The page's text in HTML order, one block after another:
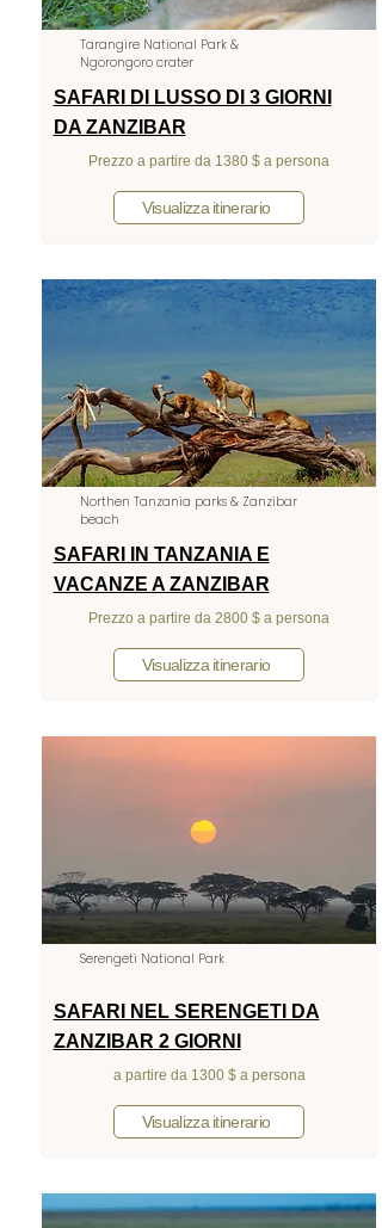
Tarangire National Park &
Ngorongoro crater
SAFARI DI LUSSO DI 3 GIORNI
DA ZANZIBAR
Prezzo a partire da 1380 $ a persona
Visualizza itinerario
Northen Tanzania parks & Zanzibar
beach
SAFARI IN TANZANIA E
VACANZE A ZANZIBAR
Prezzo a partire da 2800 $ a persona
Visualizza itinerario
Serengeti National Park
SAFARI NEL SERENGETI DA
ZANZIBAR 2 GIORNI
a partire da 1300 $ a persona
Visualizza itinerario